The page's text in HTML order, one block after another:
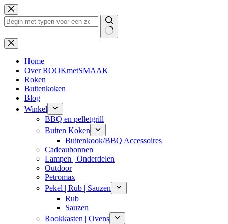
Ga
naar
de
Geen
resultaten
Home
Over ROOKmetSMAAK
Roken
Buitenkoken
Blog
Winkel
BBQ en pelletgrill
Buiten Koken
Buitenkook/BBQ Accessoires
Cadeaubonnen
Lampen | Onderdelen
Outdoor
Petromax
Pekel | Rub | Sauzen
Rub
Sauzen
Rookkasten | Ovens